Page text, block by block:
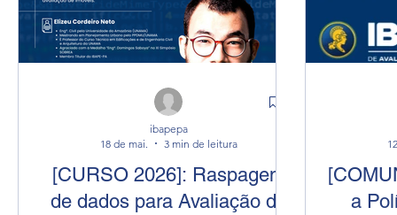
iniciativa representa um importante
incentivo à formação continuada,
possibilitando o a
[CURSO 2026]: Raspagem
de dados para Avaliação de
ibapepa
18 de mai.
3 min de leitura
a